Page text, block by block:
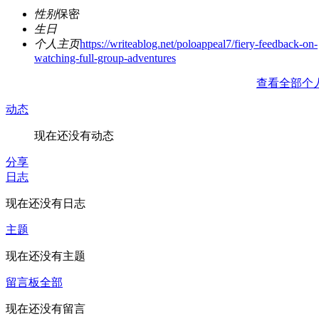
性别保密
生日
个人主页https://writeablog.net/poloappeal7/fiery-feedback-on-
watching-full-group-adventures
查看全部个
动态
现在还没有动态
分享
日志
现在还没有日志
主题
现在还没有主题
留言板全部
现在还没有留言